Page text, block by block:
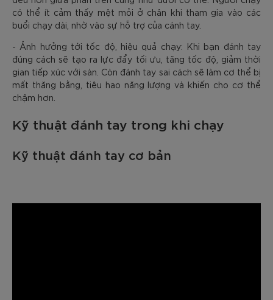
có thể ít cảm thấy mệt mỏi ở chân khi tham gia vào các
buổi chạy dài, nhờ vào sự hỗ trợ của cánh tay.
- Ảnh hưởng tới tốc độ, hiệu quả chạy: Khi bạn đánh tay
đúng cách sẽ tạo ra lực đẩy tối ưu, tăng tốc độ, giảm thời
gian tiếp xúc với sàn. Còn đánh tay sai cách sẽ làm cơ thể bị
mất thăng bằng, tiêu hao năng lượng và khiến cho cơ thể
chậm hơn.
Kỹ thuật đánh tay trong khi chạy
Kỹ thuật đánh tay cơ bản